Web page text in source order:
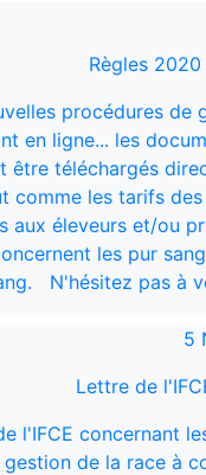
Règles 2020
procédures de
en ligne... les
être téléchargés
comme les tarifs
aux éleveurs et/ou
les pur
N'hésitez pas à
5
Lettre de
l'IFCE concernant
gestion de la race à